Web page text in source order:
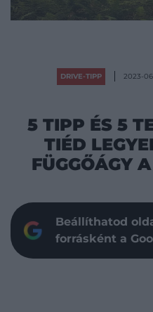
DRIVE-TIPP 2023-
5 TIPP ÉS 5
TIÉD
FÜGGŐÁGY
Beállíthatod
forrásként a